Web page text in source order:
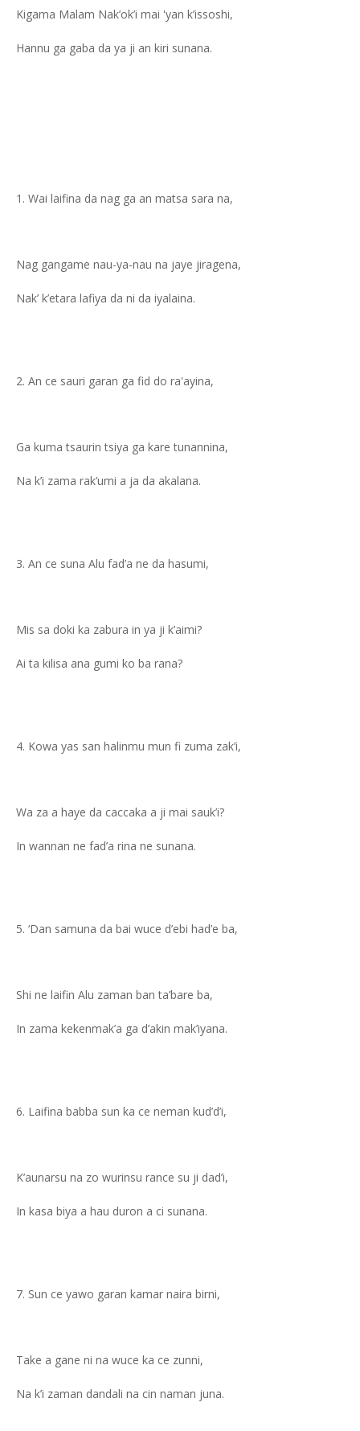
Kigama Malam Nak’ok’i mai 'yan k’issoshi,
Hannu ga gaba da ya ji an kiri sunana.
Wai laifina da nag ga an matsa sara na,
Nag gangame nau-ya-nau na jaye jiragena,
Nak’ k’etara lafiya da ni da iyalaina.
An ce sauri garan ga fid do ra'ayina,
Ga kuma tsaurin tsiya ga kare tunannina,
Na k’i zama rak’umi a ja da akalana.
An ce suna Alu fad’a ne da hasumi,
Mis sa doki ka zabura in ya ji k’aimi?
Ai ta kilisa ana gumi ko ba rana?
Kowa yas san halinmu mun fi zuma zak’i,
Wa za a haye da caccaka a ji mai sauk’i?
In wannan ne fad’a rina ne sunana.
‘Dan samuna da bai wuce d’ebi had’e ba,
Shi ne laifin Alu zaman ban ta’bare ba,
In zama kekenmak’a ga d’akin mak’iyana.
Laifina babba sun ka ce neman kud’d’i,
K’aunarsu na zo wurinsu rance su ji dad’i,
In kasa biya a hau duron a ci sunana.
Sun ce yawo garan kamar naira birni,
Take a gane ni na wuce ka ce zunni,
Na k’i zaman dandali na cin naman juna.